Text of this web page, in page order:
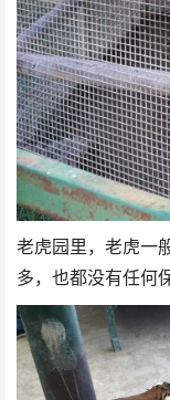
老虎园里，老虎一
多，也都没有任何